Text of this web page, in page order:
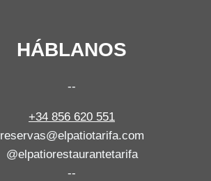
HÁBLANOS
--
+34 856 620 551
reservas@elpatiotarifa.com
@elpatiorestaurantetarifa
--